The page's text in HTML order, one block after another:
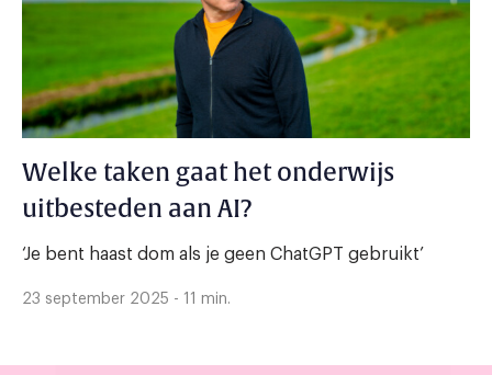
Welke taken gaat het onderwijs
uitbesteden aan AI?
‘Je bent haast dom als je geen ChatGPT gebruikt’
23 september 2025 - 11 min.